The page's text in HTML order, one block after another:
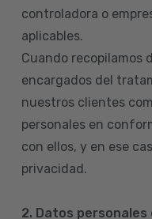
controladora o
aplicables.
Cuando recopilamos
encargados del
nuestros clientes
personales en
con ellos, y en ese
privacidad.
2. Datos personales